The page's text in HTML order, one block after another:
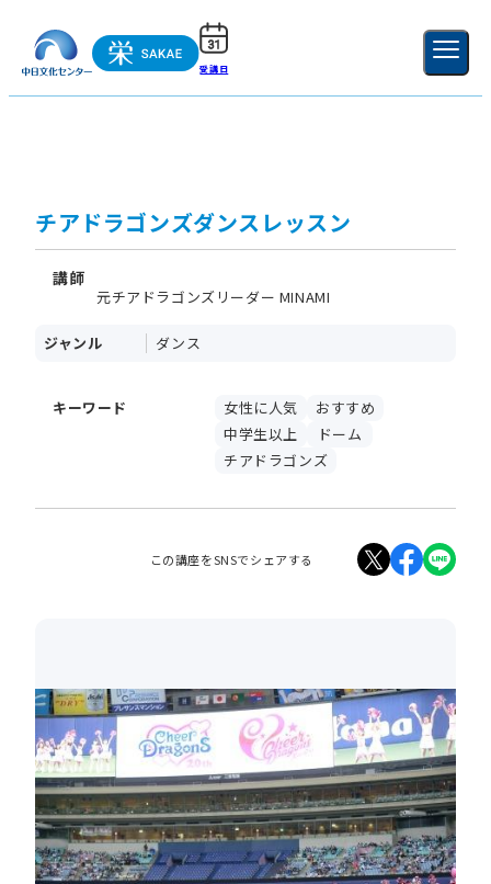
受講日 新規登録
チアドラゴンズダンスレッスン
講師
元チアドラゴンズリーダー MINAMI
ジャンル ダンス
キーワード 女性に人気
おすすめ
中学生以上
ドーム
チアドラゴンズ
この講座をSNSでシェアする